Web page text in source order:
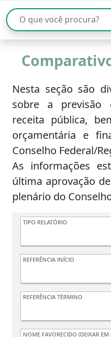
Nesta seção são
sobre a previsão
receita pública,
orçamentária e
Conselho Federal/
As informações
última aprovação
plenário do